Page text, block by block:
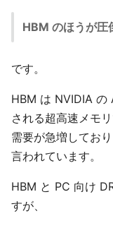
HBM のほうが圧
です。
HBM は NVIDIA の
される超高速メモ
需要が急増しており
言われています。
HBM と PC 向け
すが、